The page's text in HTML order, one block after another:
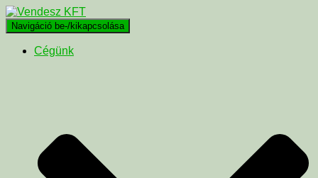
Navigáció be-/kikapcsolása
Cégünk